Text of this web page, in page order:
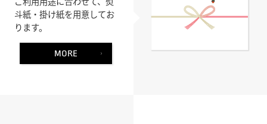
斗紙・掛け紙を用意してお
ります。
MORE